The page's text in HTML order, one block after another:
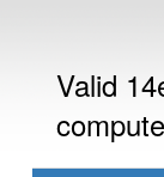
Valid